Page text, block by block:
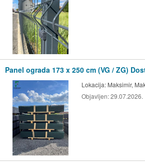
Panel ograda 173 x 250 cm (VG / ZG)
Lokacija: Maksimir,
Objavljen:29.07.2026.